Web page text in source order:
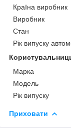
Країна виробник
Виробник
Стан
Рік випуску
Марка
Модель
Рік випуску
Приховати